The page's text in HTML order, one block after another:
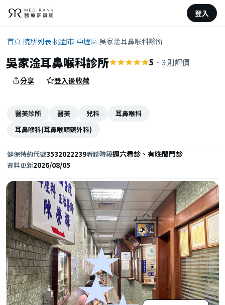
登入
首頁›院所列表›桃園市›中壢區›吳家淦耳鼻喉科診所
吳家淦耳鼻喉科診所 5 · 3 則評價
分享 登入後收藏
醫美診所 醫美 兒科
耳鼻喉科
耳鼻喉科(耳鼻喉頭頸外科)
健保特約代號3532022239看診時段週六看診、有晚間門診
資料更新2026/08/05